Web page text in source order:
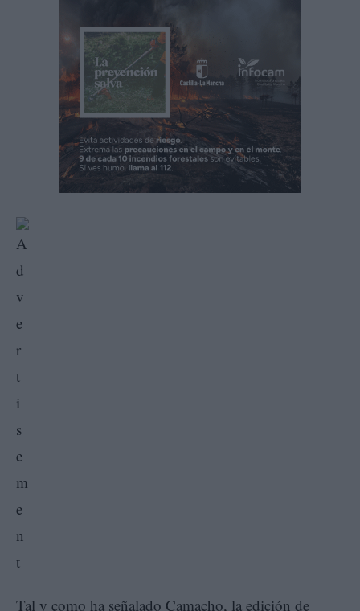
Tal y como ha señalado Camacho, la edición de